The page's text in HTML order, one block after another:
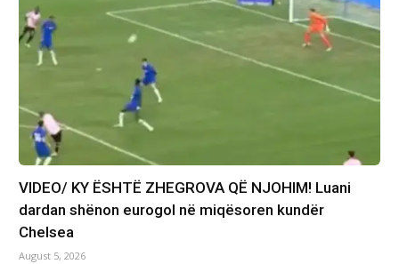
VIDEO/ KY ËSHTË ZHEGROVA QË NJOHIM! Luani
dardan shënon eurogol në miqësoren kundër
Chelsea
August 5, 2026